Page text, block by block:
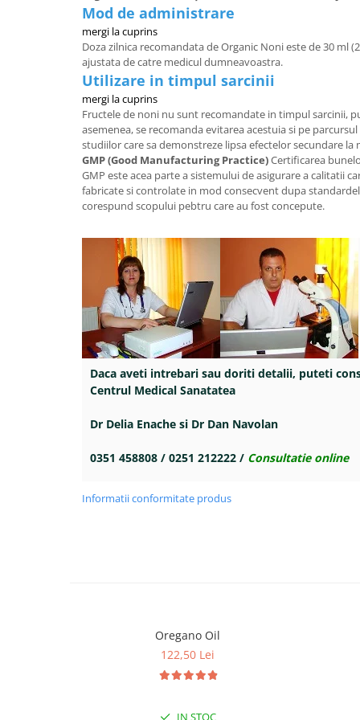
Mod de administrare
mergi la cuprins
Doza zilnica recomandata de Organic Noni este de 30 ml
ajustata de catre medicul dumneavoastra.
Utilizare in timpul sarcinii
mergi la cuprins
Fructele de noni nu sunt recomandate in timpul sarcinii,
asemenea, se recomanda evitarea acestuia si pe
studiilor care sa demonstreze lipsa efectelor secundare la
GMP (Good Manufacturing Practice)Certificarea
GMP este acea parte a sistemului de asigurare a calitatii
fabricate si controlate in mod consecvent dupa
corespund scopului pebtru care au fost concepute.
Daca aveti intrebari sau doriti detalii, puteti
Centrul Medical Sanatatea
Dr Delia Enache si Dr Dan Navolan
0351 458808 / 0251 212222 / Consultatie online
Informatii conformitate produs
Oregano Oil
122,50 Lei
IN STOC